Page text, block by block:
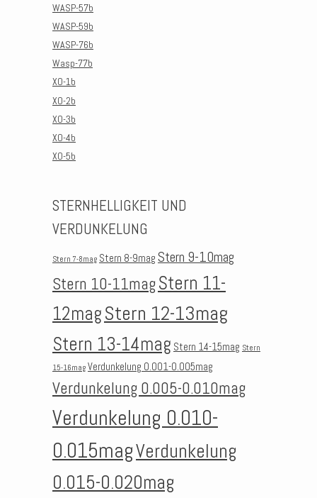
WASP-57b
WASP-59b
WASP-76b
Wasp-77b
XO-1b
XO-2b
XO-3b
XO-4b
XO-5b
STERNHELLIGKEIT UND
VERDUNKELUNG
Stern 7-8mag Stern 8-9mag Stern 9-10mag
Stern 10-11mag Stern 11-
12magStern 12-13mag
Stern 13-14mag Stern 14-15mag Stern
15-16mag Verdunkelung 0.001-0.005mag
Verdunkelung 0.005-0.010mag
Verdunkelung 0.010-
0.015magVerdunkelung
0.015-0.020mag